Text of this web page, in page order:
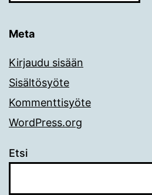
Meta
Kirjaudu sisään
Sisältösyöte
Kommenttisyöte
WordPress.org
Etsi